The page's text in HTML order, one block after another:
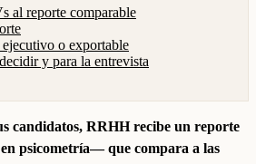
al reporte comparable
o exportable
y para la entrevista
candidatos, RRHH recibe un reporte
psicometría— que compara a las